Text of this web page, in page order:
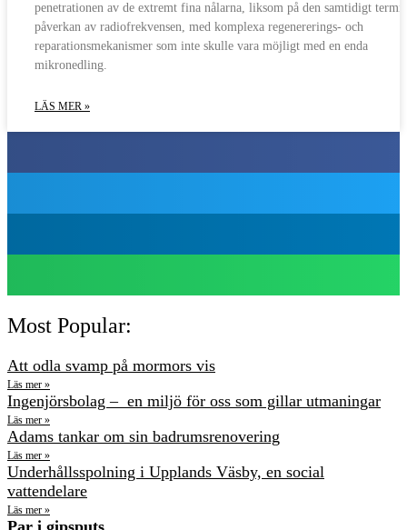
penetrationen av de extremt fina nålarna, liksom på den samtidigt
påverkan av radiofrekvensen, med komplexa regenererings- och
reparationsmekanismer som inte skulle vara möjligt med en enda
mikronedling.
LÄS MER »
Most Popular:
Att odla svamp på mormors vis
Läs mer »
Ingenjörsbolag – en miljö för oss som gillar utmaningar
Läs mer »
Adams tankar om sin badrumsrenovering
Läs mer »
Underhållsspolning i Upplands Väsby, en social
vattendelare
Läs mer »